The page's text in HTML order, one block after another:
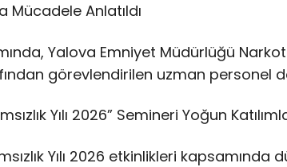
Mücadele Anlatıldı
Yalova Emniyet Müdürlüğü
görevlendirilen uzman personel
Yılı 2026” Semineri Yoğun
Yılı 2026 etkinlikleri